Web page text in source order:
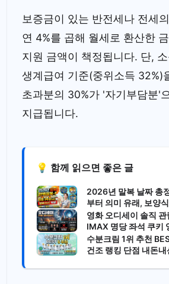
보증금이 있는 반전세나 전세
연 4%를 곱해 월세로 환산한
지원 금액이 책정됩니다. 단,
생계급여 기준(중위소득 32%)
초과분의 30%가 '자기부담분'
지급됩니다.
💡 함께 읽으면 좋은 글
2026년 말복 날짜 총
부터 의미 유래, 보양
가이드
영화 오디세이 솔직
IMAX 명당 좌석 쿠키
수분크림 1위 추천
건조 랭킹 단점 내돈